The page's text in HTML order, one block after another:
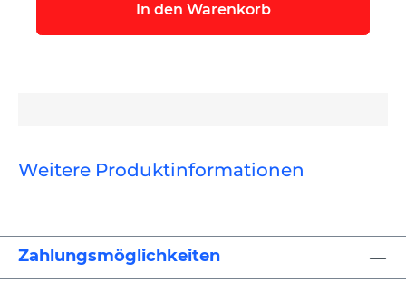
In den Warenkorb
Weitere Produktinformationen
Zahlungsmöglichkeiten